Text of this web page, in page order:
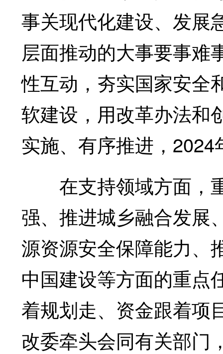
事关现代化建设、发展
层面推动的大事要事难
性互动，夯实国家安全
软建设，用改革办法和
实施、有序推进，
在支持领域方面，
强、推进城乡融合发展
源资源安全保障能力、
中国建设等方面的重点
着规划走、资金跟着项
改委牵头会同有关部门